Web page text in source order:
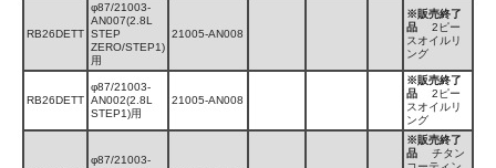
RB26DETT
φ87/21003-
AN007(2.8L
STEP
ZERO/STEP1)
用
21005-AN008
※販売終了
品 2ピー
スオイルリ
ング
RB26DETT
φ87/21003-
AN002(2.8L
STEP1)用
21005-AN008
※販売終了
品 2ピー
スオイルリ
ング
φ87/21003-
※販売終了
品 チタン